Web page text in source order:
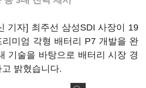
기자] 최주선 삼성SDI 사장이 19
리미엄 각형 배터리 P7 개발을 완
기술을 바탕으로 배터리 시장 경
밝혔습니다.